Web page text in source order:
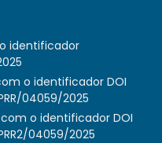
identificador
o identificador DOI
04059/2025
o identificador DOI
04059/2025